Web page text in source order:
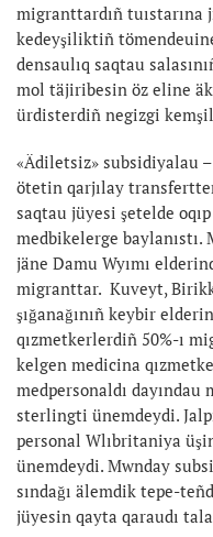
mig­ranttardıñ tuıstarına
kedeyşiliktiñ
densaulıq saqtau
mol täjiribesin öz eline
ürdisterdiñ negizgi
«Ädiletsiz» subsidiyalau
ötetin qarjılay
saqtau jüyesi şetelde
medbikelerge baylanıstı.
jäne Damu Wyımı
migranttar. Kuveyt,
şı­ğa­nağınıñ keybir
qızmetkerlerdiñ 50%-ı
kelgen medi­cina
medpersonaldı
sterlingti ünem­deydi.
personal Wlıbritaniya
ünemdeydi. Mwn­day
sındağı älemdik tepe-
jüyesin qayta qaraudı